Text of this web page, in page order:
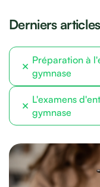
Derniers articles
× Préparation à
gymnase
× L'examens
gymnase